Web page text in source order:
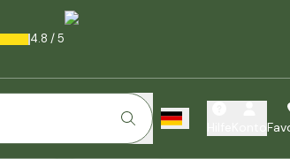
4.8 /5